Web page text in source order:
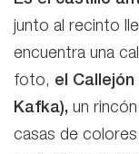
junto al recinto
encuentra una
foto, el Callejón
Kafka), un
casas de